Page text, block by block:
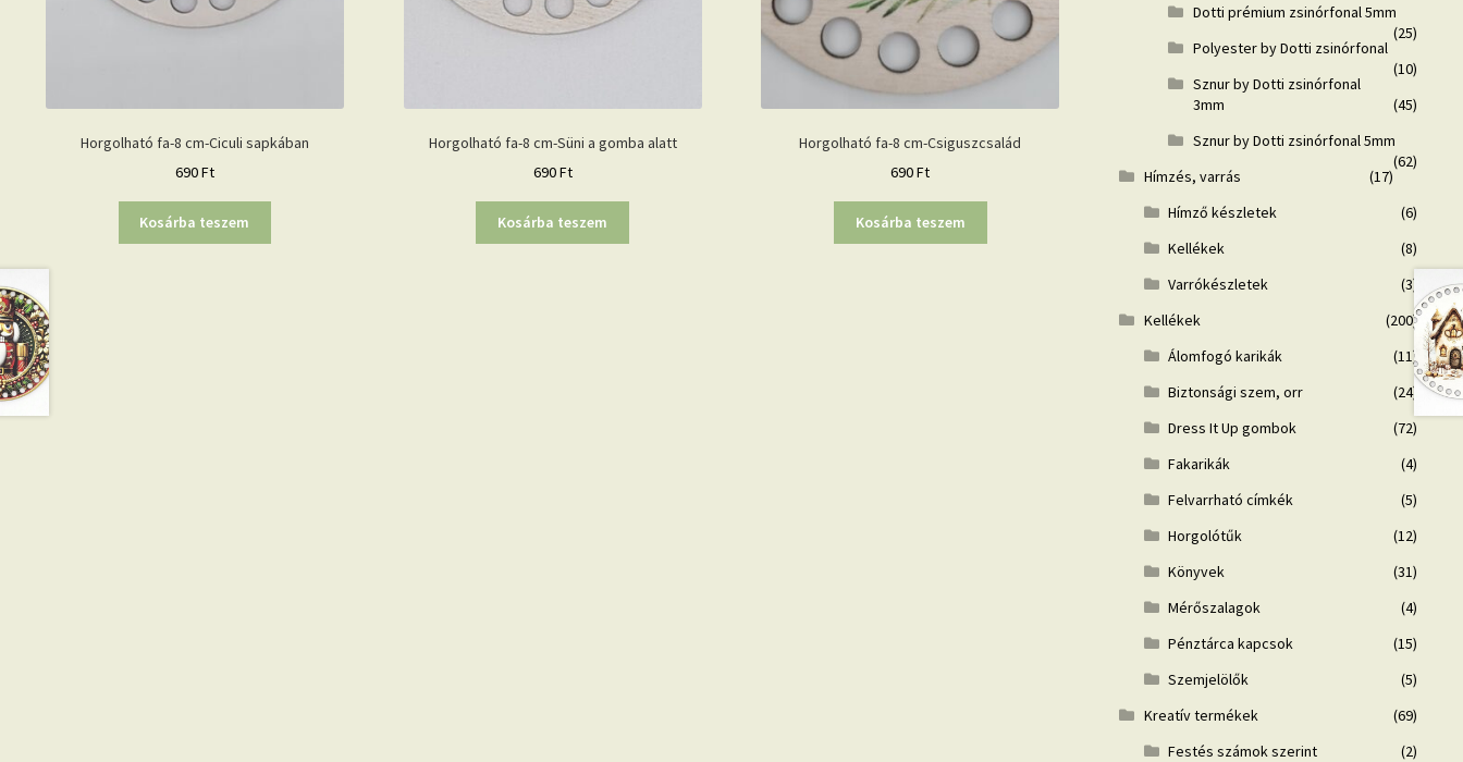
Horgolható fa-8 cm-Ciculi sapkában
690Ft
Kosárba teszem
Horgolható fa-8 cm-Süni a gomba alatt
690Ft
Kosárba teszem
Horgolható fa-8 cm-Csiguszcsalád
690Ft
Kosárba teszem
Dotti prémium zsinórfonal 5mm
(25)
Polyester by Dotti zsinórfonal
(10)
Sznur by Dotti zsinórfonal
3mm
(45)
Sznur by Dotti zsinórfonal 5mm
(62)
Hímzés, varrás
(17)
Hímző készletek
(6)
Kellékek
(8)
Varrókészletek
(3)
Kellékek
(200)
Álomfogó karikák
(11)
Biztonsági szem, orr
(24)
Dress It Up gombok
(72)
Fakarikák
(4)
Felvarrható címkék
(5)
Horgolótűk
(12)
Könyvek
(31)
Mérőszalagok
(4)
Pénztárca kapcsok
(15)
Szemjelölők
(5)
Kreatív termékek
(69)
Festés számok szerint
(2)